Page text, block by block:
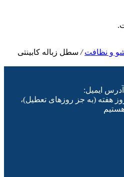
و نظافت/ سطل زباله کابینتی
آدرس ایمیل:
هفته (به جز روزهای تعطیل)،